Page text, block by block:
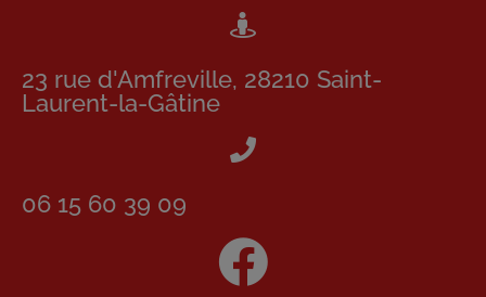
23 rue d'Amfreville, 28210 Saint-
Laurent-la-Gâtine
06 15 60 39 09